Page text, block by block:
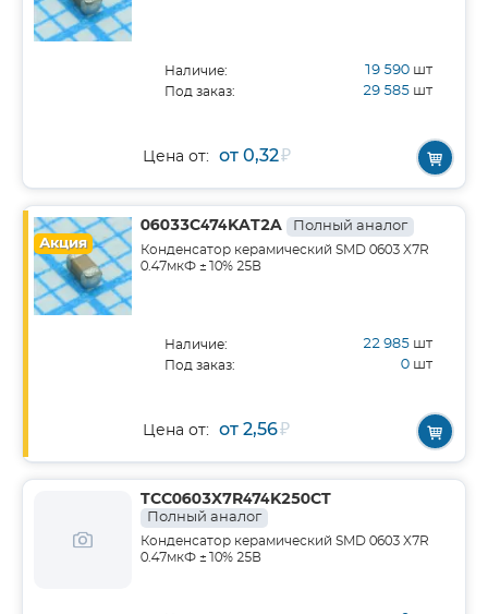
Наличие: 19 590 шт
Под заказ: 29 585 шт
Цена от: от 0,32₽
Акция
06033C474KAT2A Полный аналог
Конденсатор керамический SMD 0603 X7R
0.47мкФ ±10% 25В
Наличие: 22 985 шт
Под заказ: 0 шт
Цена от: от 2,56₽
TCC0603X7R474K250CT
Полный аналог
Конденсатор керамический SMD 0603 X7R
0.47мкФ ±10% 25В